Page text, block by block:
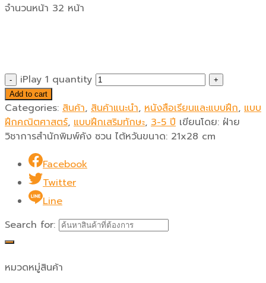
จำนวนหน้า 32 หน้า
iPlay 1 quantity
Add to cart
Categories: สินค้า, สินค้าแนะนำ, หนังสือเรียนและแบบฝึก, แบบ
ฝึกคณิตศาสตร์, แบบฝึกเสริมทักษะ, 3-5 ปี เขียนโดย: ฝ่าย
วิชาการสำนักพิมพ์คัง ซวน ไต้หวันขนาด: 21x28 cm
Facebook
Twitter
Line
Search for:
หมวดหมู่สินค้า